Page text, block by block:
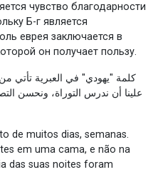
чувство благодарности
Б-г является
еврея заключается в
он получает пользу.
علينا أن ندرس التوراة، ونحسن
de muitos dias, semanas.
em uma cama, e não na
das suas noites foram